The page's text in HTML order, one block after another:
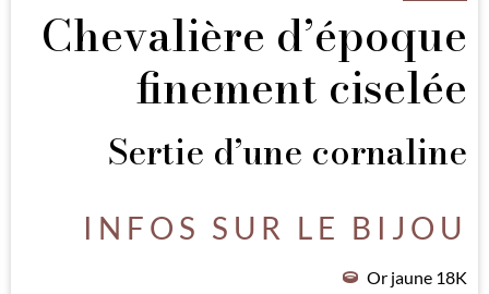
Chevalière d’époque
finement ciselée
Sertie d’une cornaline
INFOS SUR LE BIJOU
Or jaune 18K